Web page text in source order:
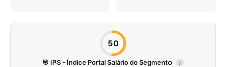
50
🎯 IPS - Índice Portal Salário do Segmento i